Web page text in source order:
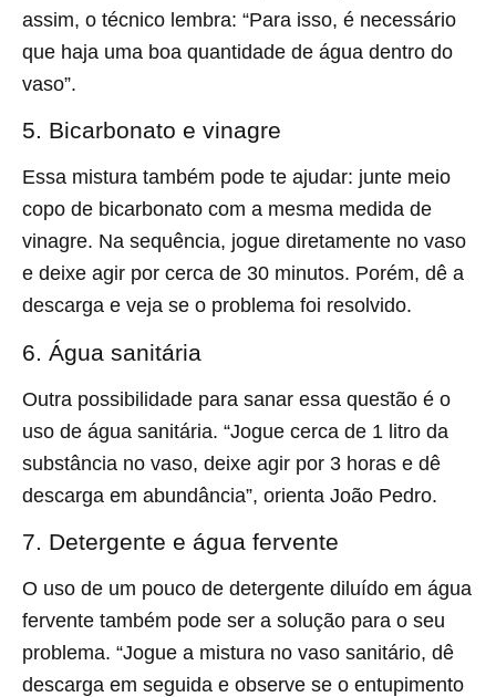
assim, o técnico lembra: “Para isso, é necessário
que haja uma boa quantidade de água dentro do
vaso”.
5. Bicarbonato e vinagre
Essa mistura também pode te ajudar: junte meio
copo de bicarbonato com a mesma medida de
vinagre. Na sequência, jogue diretamente no vaso
e deixe agir por cerca de 30 minutos. Porém, dê a
descarga e veja se o problema foi resolvido.
6. Água sanitária
Outra possibilidade para sanar essa questão é o
uso de água sanitária. “Jogue cerca de 1 litro da
substância no vaso, deixe agir por 3 horas e dê
descarga em abundância”, orienta João Pedro.
7. Detergente e água fervente
O uso de um pouco de detergente diluído em água
fervente também pode ser a solução para o seu
problema. “Jogue a mistura no vaso sanitário, dê
descarga em seguida e observe se o entupimento